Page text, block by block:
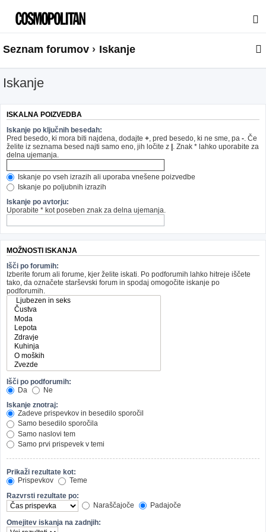
Seznam forumov Iskanje
Iskanje
ISKALNA POIZVEDBA
Iskanje po ključnih besedah:
Pred besedo, ki mora biti najdena, dodajte + , pred besedo, ki ne sme, pa - . Če
želite iz seznama besed najti samo eno, jih ločite z | . Znak * lahko uporabite za
delna ujemanja.
Iskanje po vseh izrazih ali uporaba vnešene poizvedbe
Iskanje po poljubnih izrazih
Iskanje po avtorju:
Uporabite * kot poseben znak za delna ujemanja.
MOŽNOSTI ISKANJA
Išči po forumih:
Izberite forum ali forume, kjer želite iskati. Po podforumih lahko hitreje iščete
tako, da označete starševski forum in spodaj omogočite iskanje po
podforumih.
Išči po podforumih:
Da
Ne
Iskanje znotraj:
Zadeve prispevkov in besedilo sporočil
Samo besedilo sporočila
Samo naslovi tem
Samo prvi prispevek v temi
Prikaži rezultate kot:
Prispevkov
Teme
Razvrsti rezultate po:
Naraščajoče
Padajoče
Omejitev iskanja na zadnjih: